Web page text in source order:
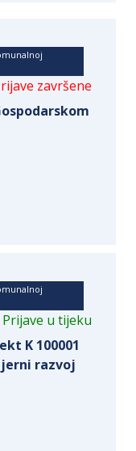
završene
Prijave u tijeku
K 100001
razvoj